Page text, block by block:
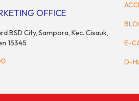
OFFICE
BSD City, Sampora, Kec. Cisauk,
15345
E-
D-